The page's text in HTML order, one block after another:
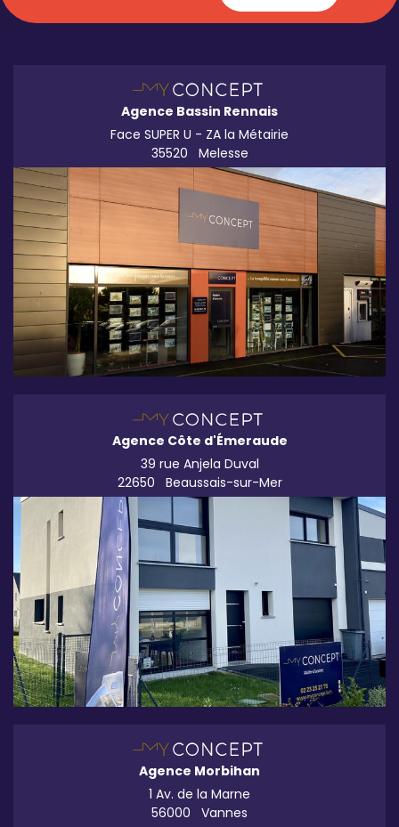
Agence Bassin Rennais
Face SUPER U - ZA la Métairie
35520
Melesse
Agence Côte d'Émeraude
39 rue Anjela Duval
22650
Beaussais-sur-Mer
Agence Morbihan
1 Av. de la Marne
56000
Vannes